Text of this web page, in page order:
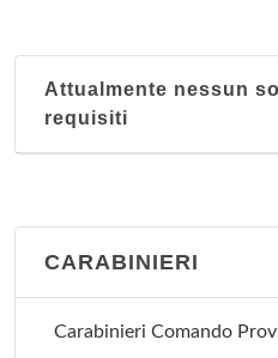
Attualmente nessun
requisiti
CARABINIERI
Carabinieri Comando